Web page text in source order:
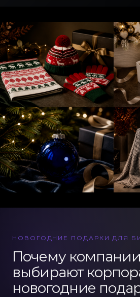
НОВОГОДНИЕ ПОДАРКИ ДЛЯ
Почему компании
выбирают
новогодние